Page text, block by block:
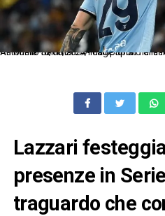
As Roma 18/08/2024 - campionato di calcio serie A / Lazio-Venezia / foto
Lazzari
presenze in
traguardo che